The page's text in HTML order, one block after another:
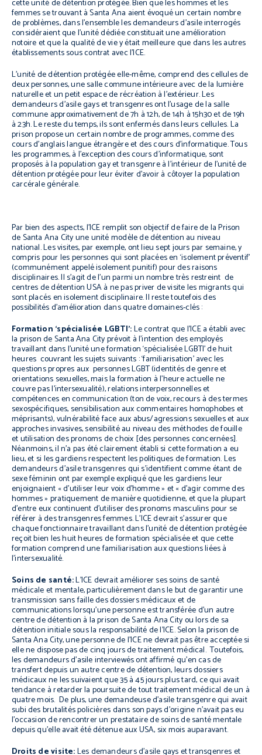
cette unité de détention protégée. Bien que les hommes et les
femmes se trouvant à Santa Ana aient évoqué un certain nombre
de problèmes, dans l’ensemble les demandeurs d’asile interrogés
considéraient que l’unité dédiée constituait une amélioration
notoire et que la qualité de vie y était meilleure que dans les autres
établissements sous contrat avec l’ICE.
L’unité de détention protégée elle-même, comprend des cellules de
deux personnes, une salle commune intérieure avec de la lumière
naturelle et un petit espace de récréation à l’extérieur. Les
demandeurs d’asile gays et transgenres ont l’usage de la salle
commune approximativement de 7h à 12h, de 14h à 15h30 et de 19h
à 23h. Le reste du temps, ils sont enfermés dans leurs cellules. La
prison propose un certain nombre de programmes, comme des
cours d’anglais langue étrangère et des cours d’informatique. Tous
les programmes, à l’exception des cours d’informatique, sont
proposés à la population gay et transgenre à l’intérieur de l’unité de
détention protégée pour leur éviter d’avoir à côtoyer la population
carcérale générale.
Par bien des aspects, l’ICE remplit son objectif de faire de la Prison
de Santa Ana City une unité modèle de détention au niveau
national. Les visites, par exemple, ont lieu sept jours par semaine, y
compris pour les personnes qui sont placées en ‘isolement préventif’
(communément appelé isolement punitif) pour des raisons
disciplinaires. Il s’agit de l’un parmi un nombre très restreint de
centres de détention USA à ne pas priver de visite les migrants qui
sont placés en isolement disciplinaire. Il reste toutefois des
possibilités d’amélioration dans quatre domaines-clés :
Formation ‘spécialisée LGBTI’:Le contrat que l’ICE a établi avec
la prison de Santa Ana City prévoit à l’intention des employés
travaillant dans l’unité une formation ‘spécialisée LGBTI’ de huit
heures couvrant les sujets suivants : ‘familiarisation’ avec les
questions propres aux personnes LGBT (identités de genre et
orientations sexuelles, mais la formation à l’heure actuelle ne
couvre pas l’intersexualité), relations interpersonnelles et
compétences en communication (ton de voix, recours à des termes
sexospécifiques, sensibilisation aux commentaires homophobes et
méprisants), vulnérabilité face aux abus/agressions sexuelles et aux
approches invasives, sensibilité au niveau des méthodes de fouille
et utilisation des pronoms de choix [des personnes concernées].
Néanmoins, il n’a pas été clairement établi si cette formation a eu
lieu, et si les gardiens respectent les politiques de formation. Les
demandeurs d’asile transgenres qui s’identifient comme étant de
sexe féminin ont par exemple expliqué que les gardiens leur
enjoignaient « d’utiliser leur voix d’homme » et « d’agir comme des
hommes » pratiquement de manière quotidienne, et que la plupart
d’entre eux continuent d’utiliser des pronoms masculins pour se
référer à des transgenres femmes. L’ICE devrait s’assurer que
chaque fonctionnaire travaillant dans l’unité de détention protégée
reçoit bien les huit heures de formation spécialisée et que cette
formation comprend une familiarisation aux questions liées à
l’intersexualité.
Soins de santé:L’ICE devrait améliorer ses soins de santé
médicale et mentale, particulièrement dans le but de garantir une
transmission sans faille des dossiers médicaux et de
communications lorsqu’une personne est transférée d’un autre
centre de détention à la prison de Santa Ana City ou lors de sa
détention initiale sous la responsabilité de l’ICE. Selon la prison de
Santa Ana City, une personne de l’ICE ne devrait pas être acceptée si
elle ne dispose pas de cinq jours de traitement médical. Toutefois,
les demandeurs d’asile interviewés ont affirmé qu’en cas de
transfert depuis un autre centre de détention, leurs dossiers
médicaux ne les suivaient que 35 à 45 jours plus tard, ce qui avait
tendance à retarder la poursuite de tout traitement médical de un à
quatre mois. De plus, une demandeuse d’asile transgenre qui avait
subi des brutalités policières dans son pays d’origine n’avait pas eu
l’occasion de rencontrer un prestataire de soins de santé mentale
depuis qu’elle avait été détenue aux USA, six mois auparavant.
Droits de visite:Les demandeurs d’asile gays et transgenres et